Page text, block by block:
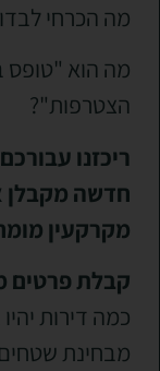
מה הכרחי
מה הוא
הצטרפות"?
חדשה מקבלן
מקרקעין
קבלת פרטים
כמה דירות יהיו
מבחינת